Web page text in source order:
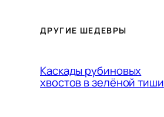
ДРУГИЕ ШЕДЕВРЫ
Каскады рубиновых
хвостов в зелёной тиши